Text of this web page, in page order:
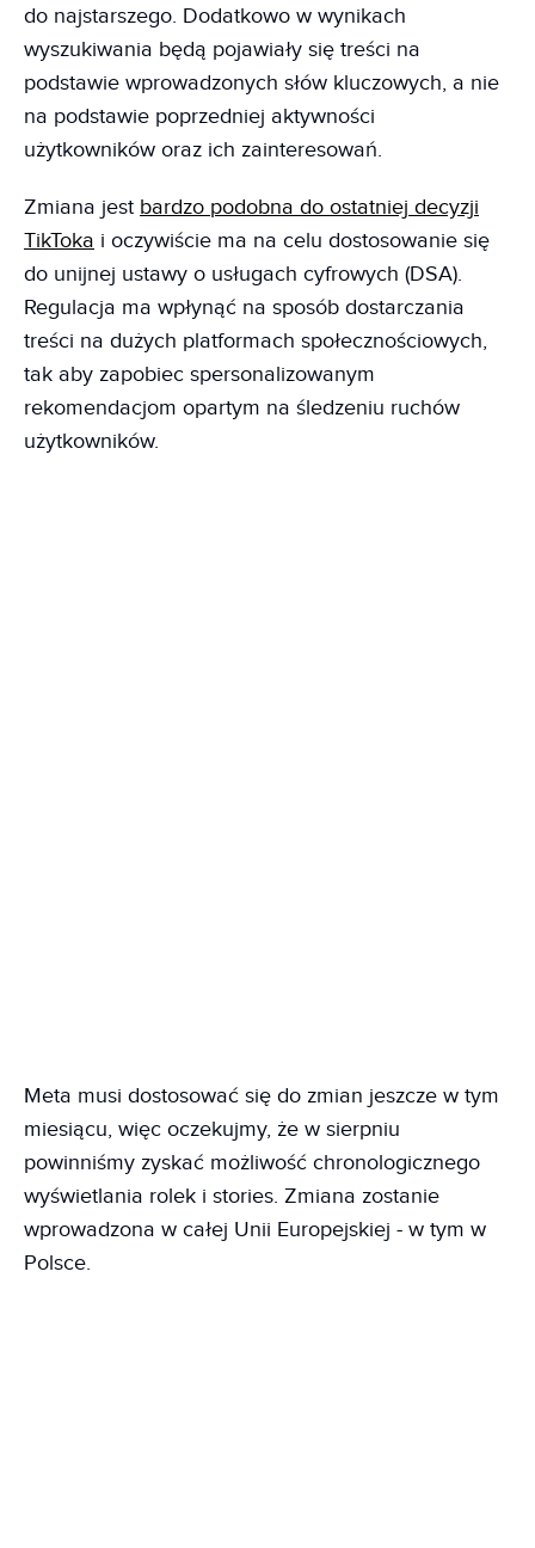
do najstarszego. Dodatkowo w wynikach
wyszukiwania będą pojawiały się treści na
podstawie wprowadzonych słów kluczowych, a nie
na podstawie poprzedniej aktywności
użytkowników oraz ich zainteresowań.
Zmiana jest bardzo podobna do ostatniej decyzji
TikToka i oczywiście ma na celu dostosowanie się
do unijnej ustawy o usługach cyfrowych (DSA).
Regulacja ma wpłynąć na sposób dostarczania
treści na dużych platformach społecznościowych,
tak aby zapobiec spersonalizowanym
rekomendacjom opartym na śledzeniu ruchów
użytkowników.
Meta musi dostosować się do zmian jeszcze w tym
miesiącu, więc oczekujmy, że w sierpniu
powinniśmy zyskać możliwość chronologicznego
wyświetlania rolek i stories. Zmiana zostanie
wprowadzona w całej Unii Europejskiej - w tym w
Polsce.